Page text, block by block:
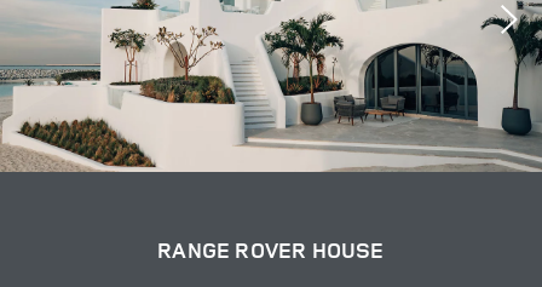
RANGE ROVER HOUSE